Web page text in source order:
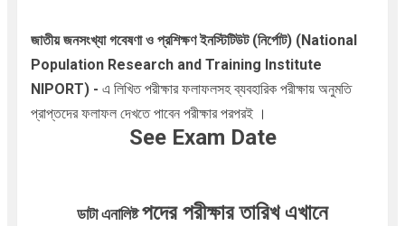
জাতীয় জনসংখ্যা গবেষণা ও প্রশিক্ষণ ইনস্টিটিউট (নির্পোট) (National
Population Research and Training Institute
NIPORT)- এ লিখিত পরীক্ষার ফলাফলসহ ব্যবহারিক পরীক্ষায় অনুমতি
প্রাপ্তদের ফলাফল দেখতে পাবেন পরীক্ষার পরপরই ।
See Exam Date
ডাটা এনালিষ্টপদের পরীক্ষার তারিখ এখানে